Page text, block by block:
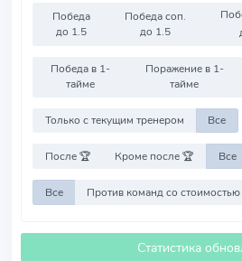
Победа
до 1.5
Победа соп.
до 1.5
Победа в 1-
тайме
Поражение в 1-
тайме
Только с текущим тренером Все
После 🏆 Кроме после 🏆 Все
Все
Статистика